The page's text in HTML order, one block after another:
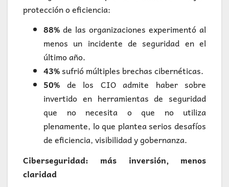
protección o eficiencia:
88% de las organizaciones experimentó al
menos un incidente de seguridad en el
último año.
43%sufrió múltiples brechas cibernéticas.
50% de los CIO admite haber sobre
invertido en herramientas de seguridad
que no necesita o que no utiliza
plenamente, lo que plantea serios desafíos
de eficiencia, visibilidad y gobernanza.
Ciberseguridad: más inversión, menos
claridad